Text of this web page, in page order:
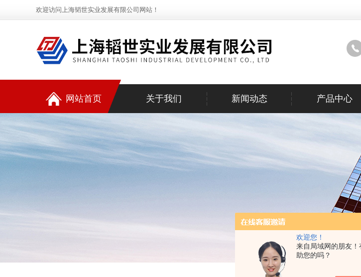
欢迎您！
来自局域网的朋友
助您的吗？
欢迎访问上海韬世实业发展有限公司网站！
网站首页 关于我们 新闻动态 产品中心